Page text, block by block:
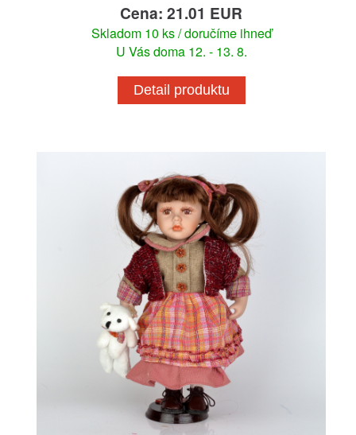
Cena: 21.01 EUR
Skladom 10 ks / doručíme ihneď
U Vás doma 12. - 13. 8.
Detail produktu